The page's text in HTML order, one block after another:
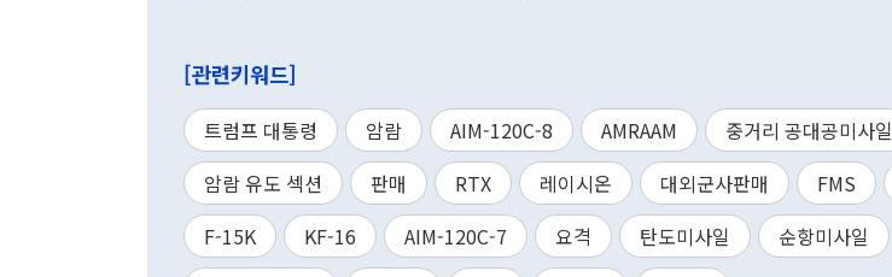
[관련키워드]
트럼프 대통령 암람 AIM-120C-8 AMRAAM
중거리 공대공미사일
암람 유도 섹션
판매 RTX 레이시온 대외군사판매 FMS
F-15K
KF-16 AIM-120C-7 요격 탄도미사일
순항미사일